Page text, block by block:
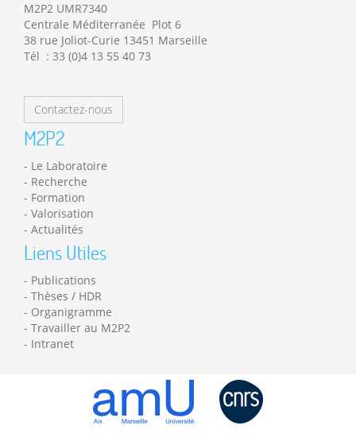
M2P2 UMR7340
Centrale Méditerranée Plot 6
38 rue Joliot-Curie 13451 Marseille
Tél : 33 (0)4 13 55 40 73
Contactez-nous
M2P2
Le Laboratoire
Recherche
Formation
Valorisation
Actualités
Liens Utiles
Publications
Thèses / HDR
Organigramme
Travailler au M2P2
Intranet